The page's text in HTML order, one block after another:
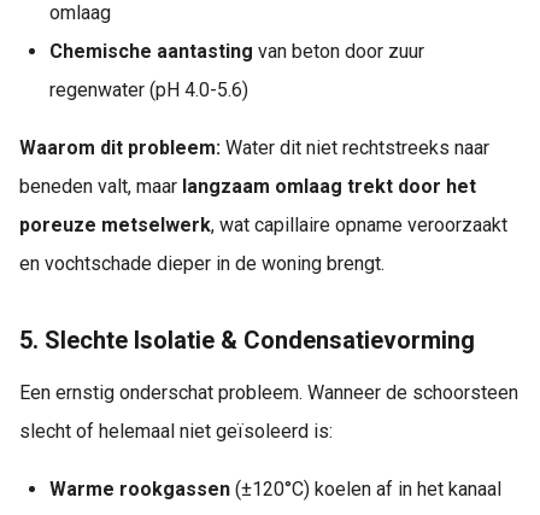
omlaag
Chemische aantasting van beton door zuur
regenwater (pH 4.0-5.6)
Waarom dit probleem: Water dit niet rechtstreeks naar
beneden valt, maar langzaam omlaag trekt door het
poreuze metselwerk, wat capillaire opname veroorzaakt
en vochtschade dieper in de woning brengt.
5. Slechte Isolatie & Condensatievorming
Een ernstig onderschat probleem. Wanneer de schoorsteen
slecht of helemaal niet geïsoleerd is:
Warme rookgassen (±120°C) koelen af in het kanaal